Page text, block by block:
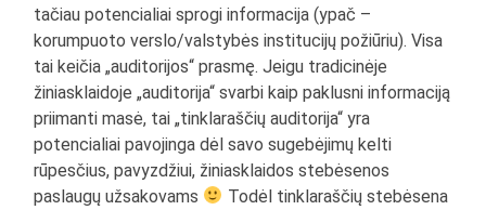
tačiau potencialiai sprogi informacija (ypač –
korumpuoto verslo/valstybės institucijų požiūriu). Visa
tai keičia „auditorijos“ prasmę. Jeigu tradicinėje
žiniasklaidoje „auditorija“ svarbi kaip paklusni informaciją
priimanti masė, tai „tinklaraščių auditorija“ yra
potencialiai pavojinga dėl savo sugebėjimų kelti
rūpesčius, pavyzdžiui, žiniasklaidos stebėsenos
paslaugų užsakovams
Todėl tinklaraščių stebėsena